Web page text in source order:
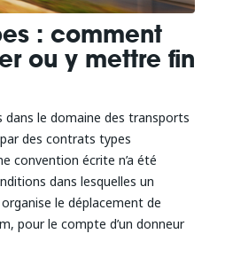
: comment
ou y mettre fin
dans le domaine des transports
des contrats types
convention écrite n’a été
dans lesquelles un
le déplacement de
pour le compte d’un donneur